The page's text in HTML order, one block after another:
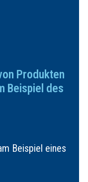
Produkten
Beispiel des
Beispiel eines